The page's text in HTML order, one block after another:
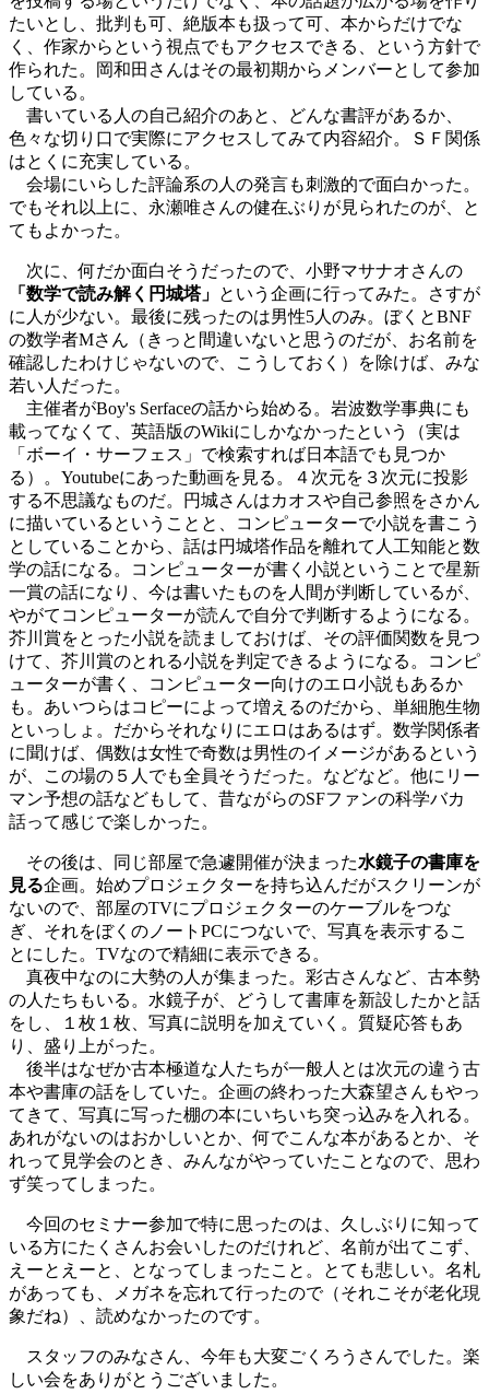
たいとし、批判も可、絶版本も扱って可、本からだけでな
く、作家からという視点でもアクセスできる、という方針で
作られた。岡和田さんはその最初期からメンバーとして参加
している。
書いている人の自己紹介のあと、どんな書評があるか、
色々な切り口で実際にアクセスしてみて内容紹介。ＳＦ関係
はとくに充実している。
会場にいらした評論系の人の発言も刺激的で面白かった。
でもそれ以上に、永瀬唯さんの健在ぶりが見られたのが、と
てもよかった。
次に、何だか面白そうだったので、小野マサナオさんの
「数学で読み解く円城塔」 という企画に行ってみた。さすが
に人が少ない。最後に残ったのは男性5人のみ。ぼくとBNF
の数学者Mさん（きっと間違いないと思うのだが、お名前を
確認したわけじゃないので、こうしておく）を除けば、みな
若い人だった。
主催者がBoy's Serfaceの話から始める。岩波数学事典にも
載ってなくて、英語版のWikiにしかなかったという（実は
「ボーイ・サーフェス」で検索すれば日本語でも見つか
る）。Youtubeにあった動画を見る。４次元を３次元に投影
する不思議なものだ。円城さんはカオスや自己参照をさかん
に描いているということと、コンピューターで小説を書こう
としていることから、話は円城塔作品を離れて人工知能と数
学の話になる。コンピューターが書く小説ということで星新
一賞の話になり、今は書いたものを人間が判断しているが、
やがてコンピューターが読んで自分で判断するようになる。
芥川賞をとった小説を読ましておけば、その評価関数を見つ
けて、芥川賞のとれる小説を判定できるようになる。コンピ
ューターが書く、コンピューター向けのエロ小説もあるか
も。あいつらはコピーによって増えるのだから、単細胞生物
といっしょ。だからそれなりにエロはあるはず。数学関係者
に聞けば、偶数は女性で奇数は男性のイメージがあるという
が、この場の５人でも全員そうだった。などなど。他にリー
マン予想の話などもして、昔ながらのSFファンの科学バカ
話って感じで楽しかった。
その後は、同じ部屋で急遽開催が決まった水鏡子の書庫を
見る企画。始めプロジェクターを持ち込んだがスクリーンが
ないので、部屋のTVにプロジェクターのケーブルをつな
ぎ、それをぼくのノートPCにつないで、写真を表示するこ
とにした。TVなので精細に表示できる。
真夜中なのに大勢の人が集まった。彩古さんなど、古本勢
の人たちもいる。水鏡子が、どうして書庫を新設したかと話
をし、１枚１枚、写真に説明を加えていく。質疑応答もあ
り、盛り上がった。
後半はなぜか古本極道な人たちが一般人とは次元の違う古
本や書庫の話をしていた。企画の終わった大森望さんもやっ
てきて、写真に写った棚の本にいちいち突っ込みを入れる。
あれがないのはおかしいとか、何でこんな本があるとか、そ
れって見学会のとき、みんながやっていたことなので、思わ
ず笑ってしまった。
今回のセミナー参加で特に思ったのは、久しぶりに知って
いる方にたくさんお会いしたのだけれど、名前が出てこず、
えーとえーと、となってしまったこと。とても悲しい。名札
があっても、メガネを忘れて行ったので（それこそが老化現
象だね）、読めなかったのです。
スタッフのみなさん、今年も大変ごくろうさんでした。楽
しい会をありがとうございました。